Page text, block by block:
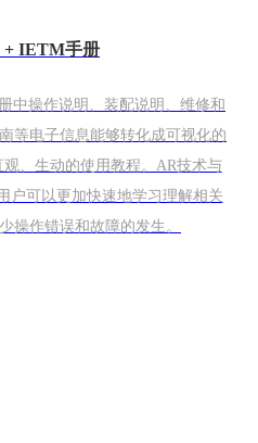
+ IETM手册
中操作说明、装配说明、维修和
等电子信息能够转化成可视化的
、生动的使用教程。AR技术与
户可以更加快速地学习理解相关
操作错误和故障的发生。